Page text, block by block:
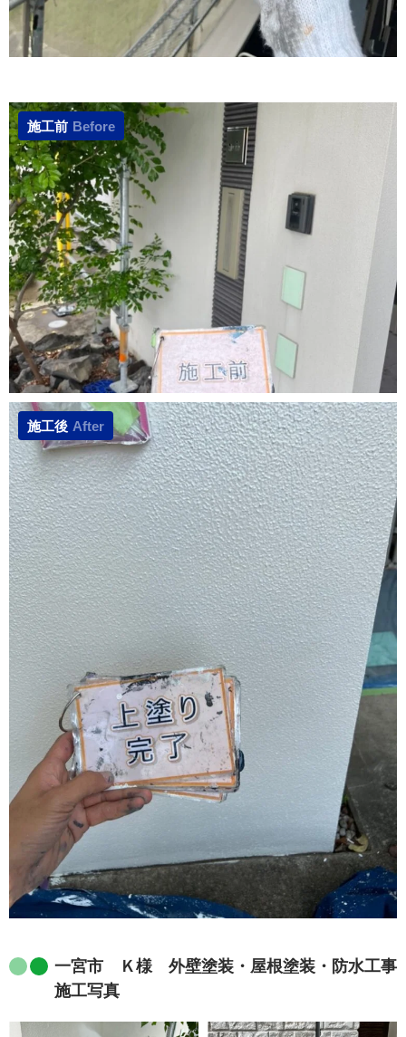
施工前 Before
施工後 After
一宮市 Ｋ様 外壁塗装・屋根塗装・防水工事
施工写真